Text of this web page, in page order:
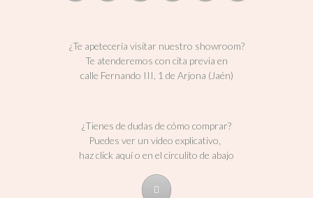
¿Te apetecería visitar nuestro showroom?
Te atenderemos con cita previa en
calle Fernando III, 1 de Arjona (Jaén)
¿Tienes de dudas de cómo comprar?
Puedes ver un video explicativo,
haz click aquí o en el circulito de abajo